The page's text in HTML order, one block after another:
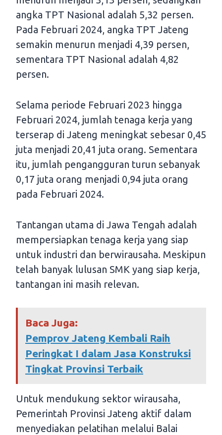
angka TPT Nasional adalah 5,32 persen.
Pada Februari 2024, angka TPT Jateng
semakin menurun menjadi 4,39 persen,
sementara TPT Nasional adalah 4,82
persen.
Selama periode Februari 2023 hingga
Februari 2024, jumlah tenaga kerja yang
terserap di Jateng meningkat sebesar 0,45
juta menjadi 20,41 juta orang. Sementara
itu, jumlah pengangguran turun sebanyak
0,17 juta orang menjadi 0,94 juta orang
pada Februari 2024.
Tantangan utama di Jawa Tengah adalah
mempersiapkan tenaga kerja yang siap
untuk industri dan berwirausaha. Meskipun
telah banyak lulusan SMK yang siap kerja,
tantangan ini masih relevan.
Baca Juga:
Pemprov Jateng Kembali Raih
Peringkat I dalam Jasa Konstruksi
Tingkat Provinsi Terbaik
Untuk mendukung sektor wirausaha,
Pemerintah Provinsi Jateng aktif dalam
menyediakan pelatihan melalui Balai